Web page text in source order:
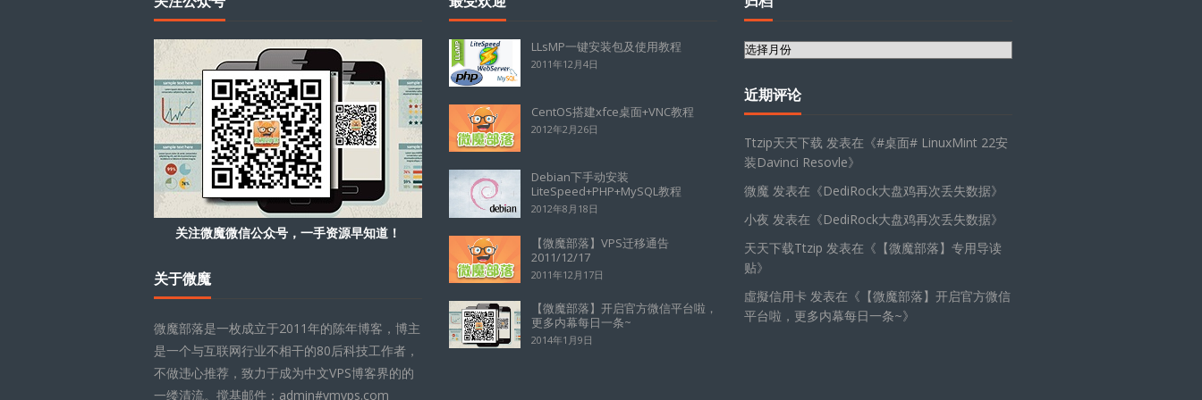
关注微魔微信公众号，一手资源早知道！
关于微魔
微魔部落是一枚成立于2011年的陈年博客，博主
是一个与互联网行业不相干的80后科技工作者，
不做违心推荐，致力于成为中文VPS博客界的的
一缕清流。搅基邮件：admin#vmvps.com
LLsMP一键安装包及使用教程
2011年12月4日
CentOS搭建xfce桌面+VNC教程
2012年2月26日
Debian下手动安装
LiteSpeed+PHP+MySQL教程
2012年8月18日
【微魔部落】VPS迁移通告
2011/12/17
2011年12月17日
【微魔部落】开启官方微信平台啦，
更多内幕每日一条~
2014年1月9日
归
近期评论
Ttzip天天下载 发表在《#桌面# LinuxMint 22安
装Davinci Resovle》
微魔 发表在《DediRock大盘鸡再次丢失数据》
小夜 发表在《DediRock大盘鸡再次丢失数据》
天天下载Ttzip 发表在《 【微魔部落】专用导读
贴》
虛擬信用卡 发表在《 【微魔部落】开启官方微信
平台啦，更多内幕每日一条~》